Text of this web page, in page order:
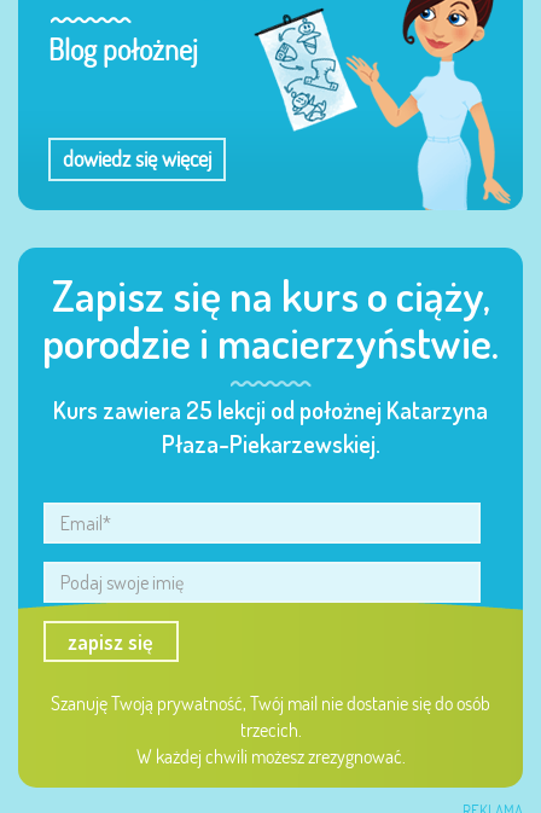
Blog położnej
dowiedz się więcej
Zapisz się na kurs o ciąży,
porodzie i macierzyństwie.
Kurs zawiera 25 lekcji od położnej Katarzyna
Płaza-Piekarzewskiej.
zapisz się
Szanuję Twoją prywatność, Twój mail nie dostanie się do osób
trzecich.
W każdej chwili możesz zrezygnować.